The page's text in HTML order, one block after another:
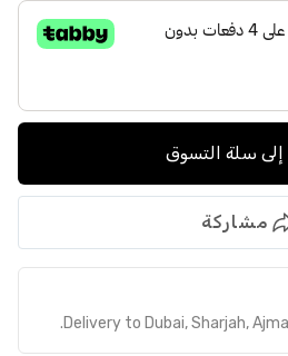
إلى سلة التسوق
مشاركة
Delivery to Dubai, Sharjah,